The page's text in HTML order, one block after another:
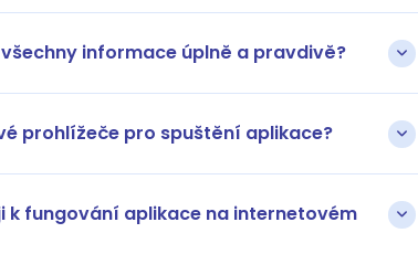
informace úplně a pravdivě?
prohlížeče pro spuštění aplikace?
fungování aplikace na internetovém